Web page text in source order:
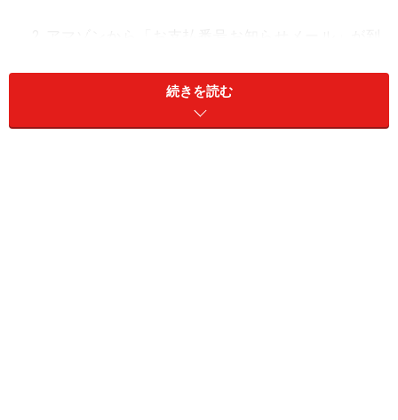
インターネットサービスを選び登録のメールアドレ
続きを読む